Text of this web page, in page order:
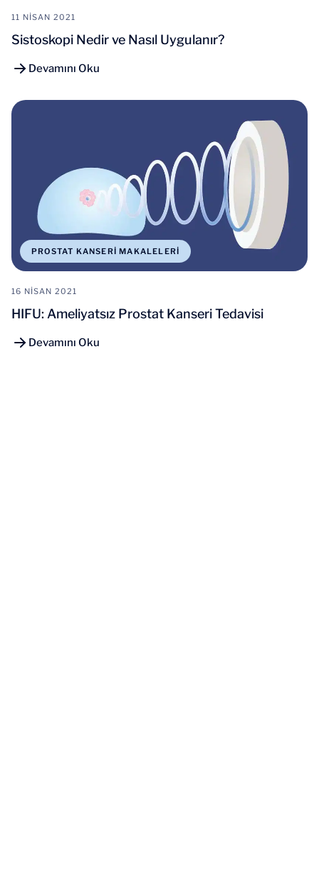
11 NISAN 2021
Sistoskopi Nedir ve Nasıl Uygulanır?
Devamını Oku
PROSTAT KANSERI MAKALELERI
16 NISAN 2021
HIFU: Ameliyatsız Prostat Kanseri Tedavisi
Devamını Oku